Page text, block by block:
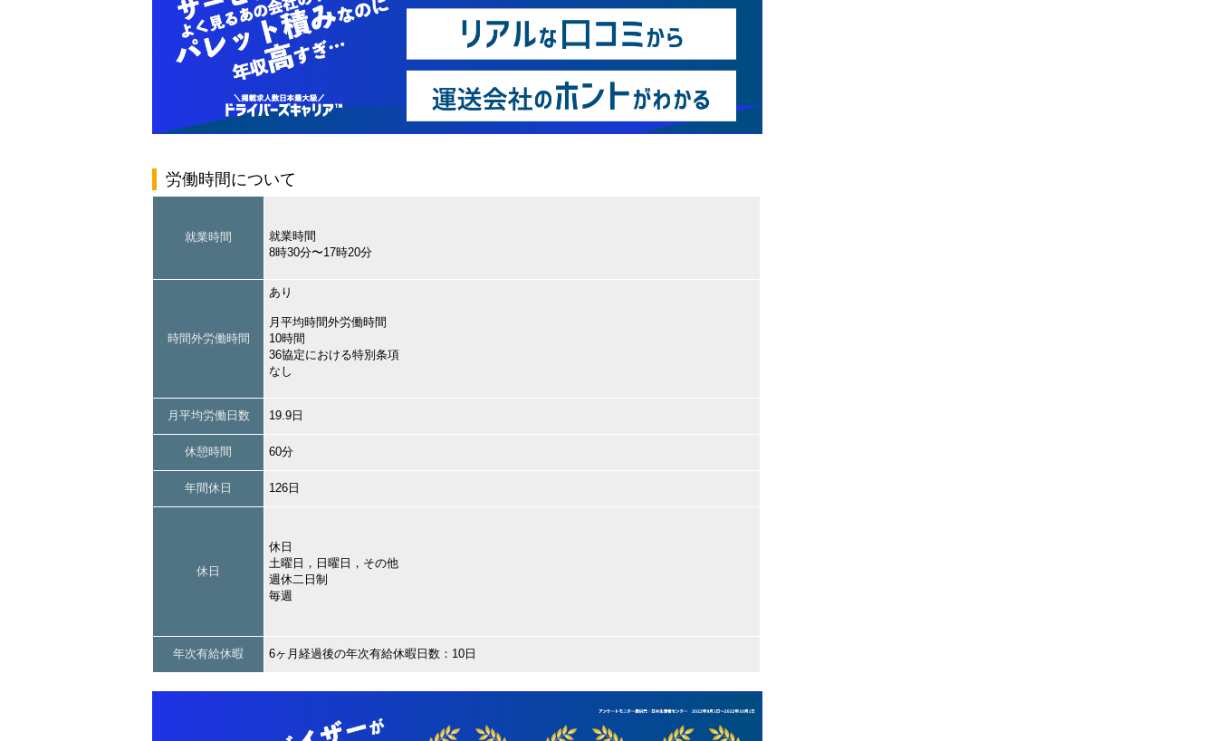
労働時間について
就業時間
就業時間
8時30分〜17時20分
時間外労働時間
あり
月平均時間外労働時間
10時間
36協定における特別条項
なし
月平均労働日数 19.9日
休憩時間 60分
年間休日 126日
休日
休日
土曜日，日曜日，その他
週休二日制
毎週
年次有給休暇 6ヶ月経過後の年次有給休暇日数：10日